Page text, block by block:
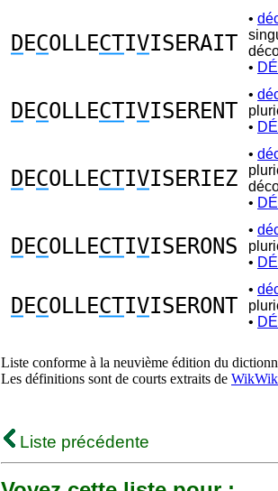
DECOLLECTIVISERAIT
•
•
DECOLLECTIVISERENT
•
•
DECOLLECTIVISERIEZ
•
•
DECOLLECTIVISERONS
•
•
DECOLLECTIVISERONT
•
•
Liste conforme à la neuvième édition du
Les définitions sont de courts extraits de
Liste précédente